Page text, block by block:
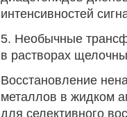
интенсивностей
5. Необычные
в растворах
Восстановление
металлов в жидком
для селективного